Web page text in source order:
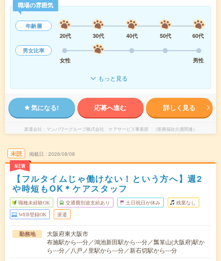
職場の雰囲気
年齢層
20代
30代 40代 50代
60代
男女比率
女性
男性
もっと見る
気になる! 応募へ進む 詳しく見る
派遣会社 マンパワーグループ株式会社 ケアサービス事業部 （医療福祉介護関連）
未読
NEW
掲載日 2026/08/08
【フルタイムじゃ働けない！という方へ】週2
や時短もOK＊ケアスタッフ
職種未経験OK 交通費別途支給あり 土日祝日が休み 残業なし
WEB登録OK 派遣
勤務地
大阪府東大阪市
布施駅から---分／鴻池新田駅から---分／瓢箪山(大阪府)駅か
ら---分／八戸ノ里駅から---分／新石切駅から---分